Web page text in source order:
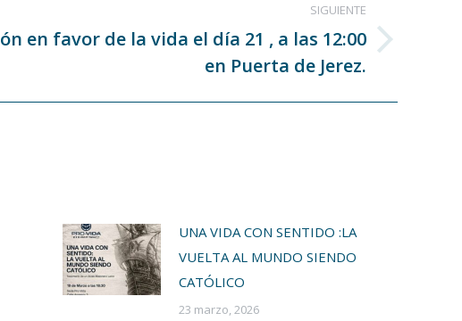
SIGUIENTE
en favor de la vida el día 21 , a las 12:00
en Puerta de Jerez.
UNA VIDA CON SENTIDO :LA
VUELTA AL MUNDO SIENDO
CATÓLICO
23 marzo, 2026